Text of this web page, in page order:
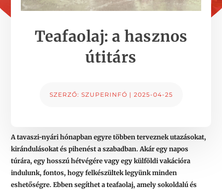
Teafaolaj: a hasznos
útitárs
SZERZŐ: SZUPERINFÓ | 2025-04-25
A tavaszi-nyári hónapban egyre többen terveznek utazásokat,
kirándulásokat és pihenést a szabadban. Akár egy napos
túrára, egy hosszú hétvégére vagy egy külföldi vakációra
indulunk, fontos, hogy felkészültek legyünk minden
eshetőségre. Ebben segíthet a teafaolaj, amely sokoldalú és